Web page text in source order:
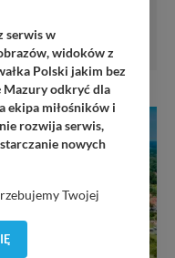
serwis w
widoków z
Polski jakim bez
Mazury odkryć dla
ekipa miłośników i
rozwija serwis,
nowych
Twojej
Twoje dane (w tym
usprawnienia